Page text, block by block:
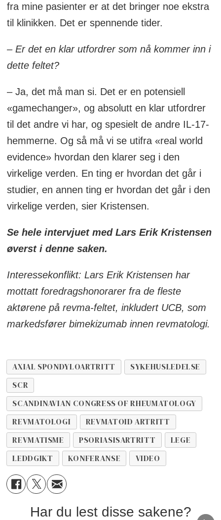
fra mine pasienter er at det bringer noe ekstra
til klinikken. Det er spennende tider.
– Er det en klar utfordrer som nå kommer inn i
dette feltet?
– Ja, det må man si. Det er en potensiell
«gamechanger», og absolutt en klar utfordrer
til det andre vi har, og spesielt de andre IL-17-
hemmerne. Og så må vi se utifra «real world
evidence» hvordan den klarer seg i den
virkelige verden. En ting er hvordan det går i
studier, en annen ting er hvordan det går i den
virkelige verden, sier Kristensen.
Se hele intervjuet med Lars Erik Kristensen
øverst i denne saken.
Interessekonflikt: Lars Erik Kristensen har
mottatt foredragshonorarer fra de fleste
aktørene på revma-feltet, inkludert UCB, som
markedsfører bimekizumab innen revmatologi.
AXIAL SPONDYLOARTRITT
SYKEHUSLEDELSE
SCR
SCANDINAVIAN CONGRESS OF RHEUMATOLOGY
REVMATOLOGI
REVMATOID ARTRITT
REVMATISME
PSORIASISARTRITT
LEGE
LEDDGIKT
KONFERANSE VIDEO
Har du lest disse sakene?